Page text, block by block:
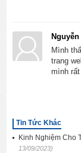
Mình
trang
mình
Tin Tức Khác
Kinh Nghiệm Cho
13/09/2023)